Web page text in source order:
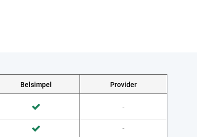
Belsimpel Provider
Wordt gedaan door Belsimpel Wordt niet gedaan door Provider
-
Wordt gedaan door Belsimpel Wordt niet gedaan door Provider
-